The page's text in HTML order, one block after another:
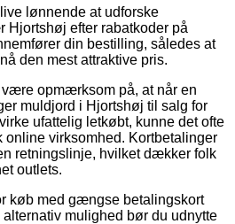
lønnende at udforske
Hjortshøj efter rabatkoder på
din bestilling, således at
den mest attraktive pris.
opmærksom på, at når en
muldjord i Hjortshøj til salg for
ufattelig letkøbt, kunne det ofte
virksomhed. Kortbetalinger
retningslinje, hvilket dækker folk
outlets.
køb med gængse betalingskort
mulighed bør du udnytte